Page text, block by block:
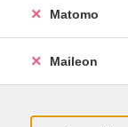
Matomo
Maileon